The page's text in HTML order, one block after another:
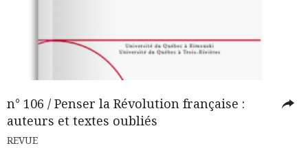
n° 106 / Penser la Révolution française :
auteurs et textes oubliés
REVUE